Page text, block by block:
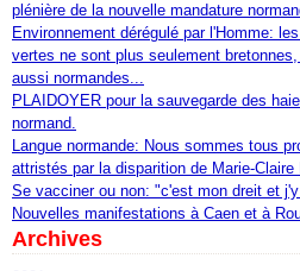
plénière de la nouvelle mandature
Environnement dérégulé par l'Homme:
vertes ne sont plus seulement
aussi normandes...
PLAIDOYER pour la sauvegarde des
normand.
Langue normande: Nous sommes tous
attristés par la disparition de Marie-Claire
Se vacciner ou non: "c'est mon dreit et
Nouvelles manifestations à Caen et à
Archives